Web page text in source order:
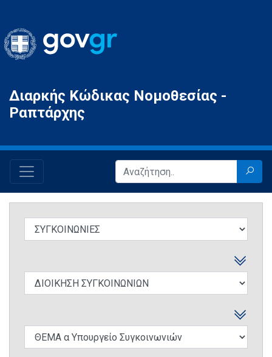
Gov.gr
Διαρκής Κώδικας Νομοθεσίας -
Ραπτάρχης